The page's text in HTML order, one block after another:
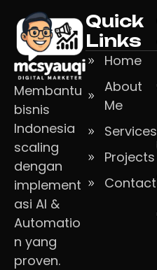
Membantu
bisnis
Indonesia
scaling
dengan
implement
asi AI &
Automatio
n yang
proven.
Quick
Links
Home
About
Me
Services
Projects
Contact